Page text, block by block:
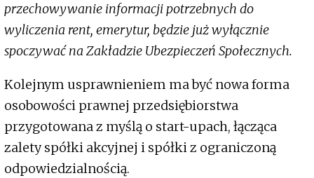
przechowywanie informacji potrzebnych do
wyliczenia rent, emerytur, będzie już wyłącznie
spoczywać na Zakładzie Ubezpieczeń Społecznych.
Kolejnym usprawnieniem ma być nowa forma
osobowości prawnej przedsiębiorstwa
przygotowana z myślą o start-upach, łącząca
zalety spółki akcyjnej i spółki z ograniczoną
odpowiedzialnością.